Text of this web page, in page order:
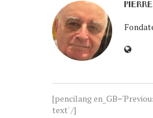
[pencilang
text' /]